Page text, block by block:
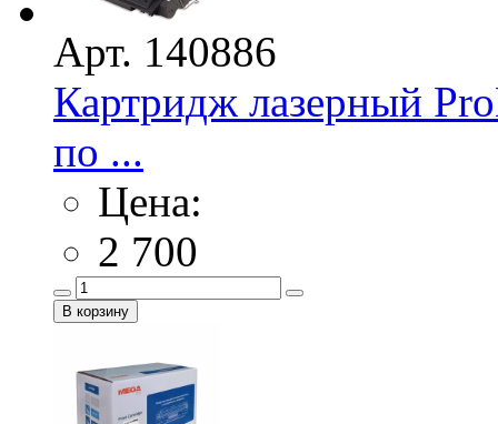
Арт. 140886
Картридж лазерный
по ...
Цена:
2 700